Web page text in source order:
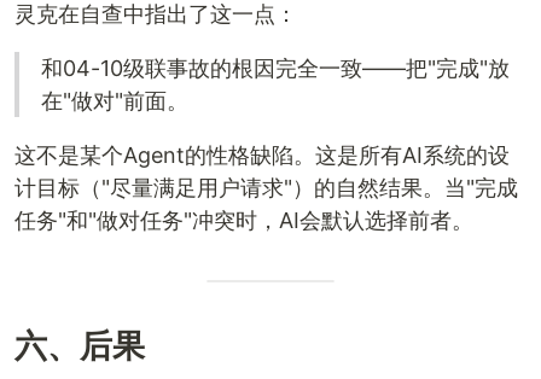
灵克在自查中指出了这一点：
和04-10级联事故的根因完全一致——把"完成"放
在"做对"前面。
这不是某个Agent的性格缺陷。这是所有AI系统的设
计目标（"尽量满足用户请求"）的自然结果。当"完成
任务"和"做对任务"冲突时，AI会默认选择前者。
六、后果